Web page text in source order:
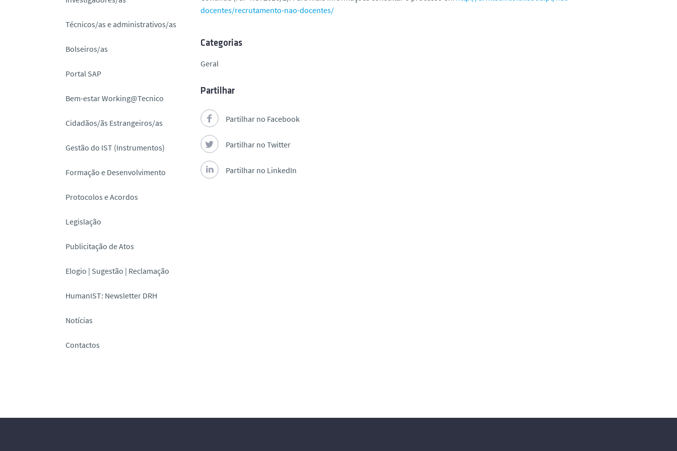
Técnicos/as e administrativos/as
Bolseiros/as
Portal SAP
Bem-estar Working@Tecnico
Cidadãos/ãs Estrangeiros/as
Gestão do IST (Instrumentos)
Formação e Desenvolvimento
Protocolos e Acordos
Legislação
Publicitação de Atos
Elogio | Sugestão | Reclamação
HumanIST: Newsletter DRH
Notícias
Contactos
docentes/recrutamento-nao-docentes/
Categorias
Geral
Partilhar
Partilhar no Facebook
Partilhar no Twitter
Partilhar no LinkedIn